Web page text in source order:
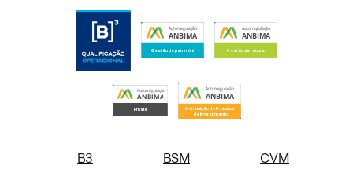
B3 BSM CVM